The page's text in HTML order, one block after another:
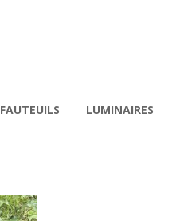
FAUTEUILS LUMINAIRES